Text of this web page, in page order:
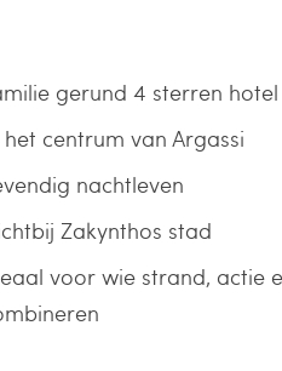
gerund 4 sterren hotel
het centrum van Argassi
nachtleven
Zakynthos stad
voor wie strand, actie